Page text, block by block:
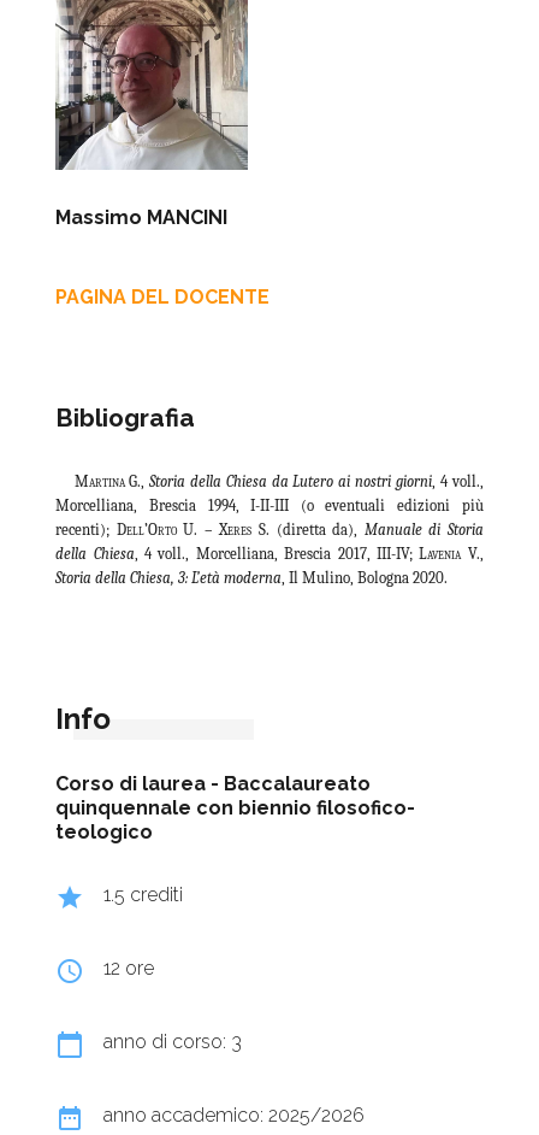
Massimo MANCINI
PAGINA DEL DOCENTE
Bibliografia
MartinaG.,Storia della Chiesa da Lutero ai nostri giorni, 4 voll.,
Morcelliana, Brescia 1994, I-II-III (o eventuali edizioni più
recenti); Dell’Orto U. – Xeres S. (diretta da), Manuale di Storia
della Chiesa, 4 voll., Morcelliana, Brescia 2017, III-IV;LaveniaV.,
Storia della Chiesa, 3: L’età moderna, Il Mulino, Bologna 2020.
Info
Corso di laurea - Baccalaureato
quinquennale con biennio filosofico-
teologico
grade 1.5 crediti
query_builder 12 ore
calendar_today anno di corso: 3
date_range anno accademico: 2025/2026